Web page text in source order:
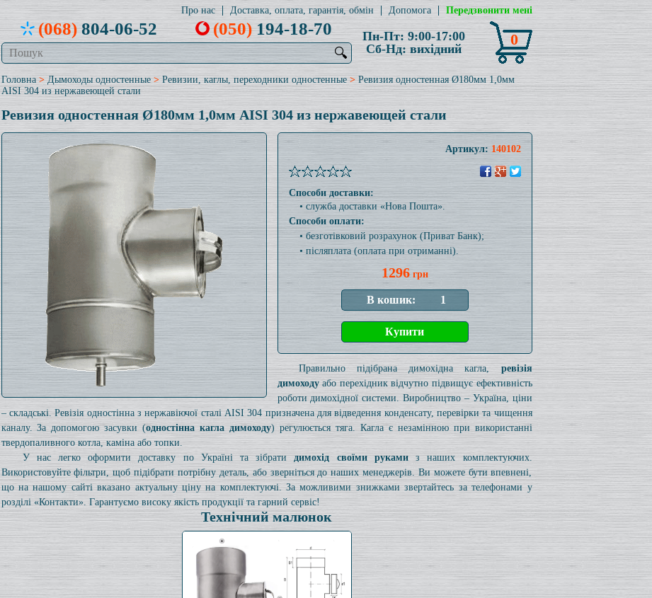
Про нас Доставка, оплата, гарантія, обмін Допомога Передзвонити мені
(068)804-06-52 (050)194-18-70
🔍
Пн-Пт: 9:00-17:00
Сб-Нд: вихідний
0
Головна> Дымоходы одностенные> Ревизии, каглы, переходники одностенные> Ревизия одностенная Ø180мм 1,0мм
AISI 304 из нержавеющей стали
Ревизия одностенная Ø180мм 1,0мм AISI 304 из нержавеющей стали
Артикул:140102
Способи доставки:
• служба доставки «Нова Пошта».
Способи оплати:
• безготівковий розрахунок (Приват Банк);
• післяплата (оплата при отриманні).
1296грн
Правильно підібрана димохідна кагла, ревізія
димоходуабо перехідник відчутно підвищує ефективність
роботи димохідної системи. Виробництво – Україна, ціни
– складські. Ревізія одностінна з нержавіючої сталі AISI 304 призначена для відведення конденсату, перевірки та чищення
каналу. За допомогою засувки (одностінна кагла димоходу) регулюється тяга. Кагла є незамінною при використанні
твердопаливного котла, каміна або топки.
У нас легко оформити доставку по Україні та зібратидимохід своїми рукамиз наших комплектуючих.
Використовуйте фільтри, щоб підібрати потрібну деталь, або зверніться до наших менеджерів. Ви можете бути впевнені,
що на нашому сайті вказано актуальну ціну на комплектуючі. За можливими знижками звертайтесь за телефонами у
розділі «Контакти». Гарантуємо високу якість продукції та гарний сервіс!
Технічний малюнок